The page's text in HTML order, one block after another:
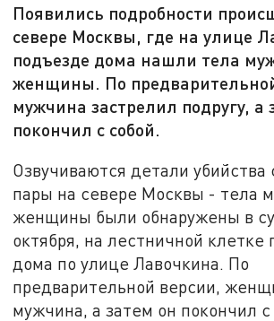
Появились подробности
севере Москвы, где на улице
подъезде дома нашли тела
женщины. По
мужчина застрелил подругу, а
покончил с собой.
Озвучиваются детали убийства
пары на севере Москвы - тела
женщины были обнаружены в
октября, на лестничной клетке
дома по улице Лавочкина. По
предварительной версии,
мужчина, а затем он покончил